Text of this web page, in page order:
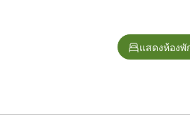
แสดงห้องพั